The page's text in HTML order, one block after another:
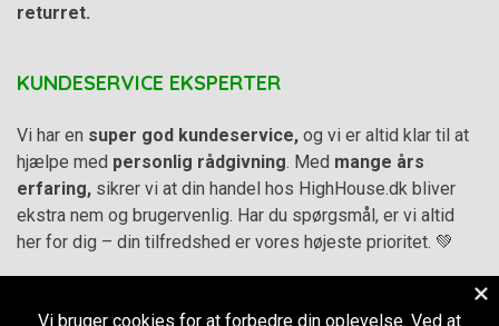
returret.
KUNDESERVICE EKSPERTER
Vi har en super god kundeservice, og vi er altid klar til at
hjælpe med personlig rådgivning . Med mange års
erfaring, sikrer vi at din handel hos HighHouse.dk bliver
ekstra nem og brugervenlig. Har du spørgsmål, er vi altid
her for dig – din tilfredshed er vores højeste prioritet. 💚